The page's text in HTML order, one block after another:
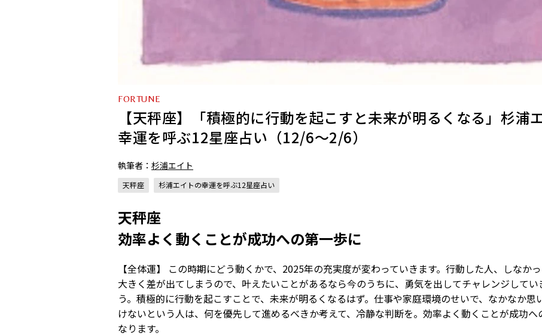
FORTUNE
【天秤座】「積極的に行動を起こすと未来が明るくなる」杉浦
幸運を呼ぶ12星座占い（12/6〜2/6）
執筆者： 杉浦エイト
天秤座 杉浦エイトの幸運を呼ぶ12星座占い
天秤座
効率よく動くことが成功への第一歩に
【全体運】 この時期にどう動くかで、2025年の充実度が変わっていきます。行動した人、しなか
大きく差が出てしまうので、叶えたいことがあるなら今のうちに、勇気を出してチャレンジしてい
う。積極的に行動を起こすことで、未来が明るくなるはず。仕事や家庭環境のせいで、なかなか思
けないという人は、何を優先して進めるべきか考えて、冷静な判断を。効率よく動くことが成功へ
なります。